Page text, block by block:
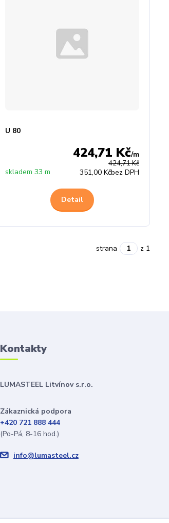
U 80
424,71 Kč
424,71 Kč/m
351,00 Kčbez DPH
skladem 33 m
Detail
strana z 1
Kontakty
LUMASTEEL Litvínov s.r.o.
Zákaznická podpora
+420 721 888 444
(Po-Pá, 8-16 hod.)
info@lumasteel.cz